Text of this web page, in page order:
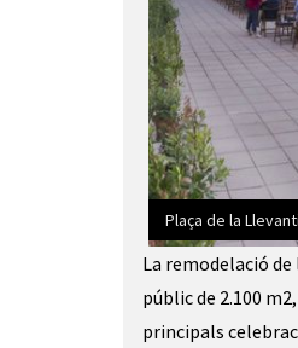
Plaça de la
Diapositiva 1 de
La remodelació
públic de 2.100
principals